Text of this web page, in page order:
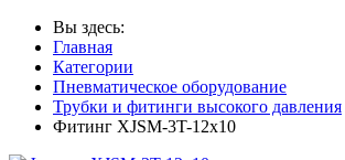
Вы здесь:
Главная
Категории
Пневматическое оборудование
Трубки и фитинги высокого давления
Фитинг XJSM-3T-12x10